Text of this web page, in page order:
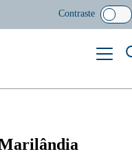
Contraste